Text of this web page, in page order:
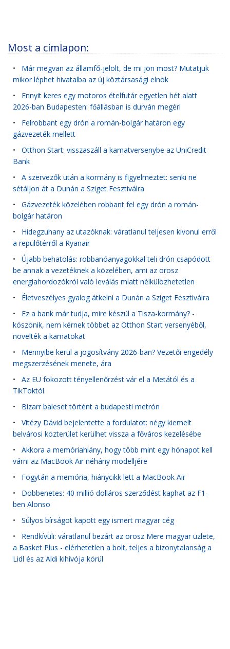
Most a címlapon:
• Már megvan az államfő-jelölt, de mi jön most? Mutatjuk
mikor léphet hivatalba az új köztársasági elnök
• Ennyit keres egy motoros ételfutár egyetlen hét alatt
2026-ban Budapesten: főállásban is durván megéri
• Felrobbant egy drón a román-bolgár határon egy
gázvezeték mellett
• Otthon Start: visszaszáll a kamatversenybe az UniCredit
Bank
• A szervezők után a kormány is figyelmeztet: senki ne
sétáljon át a Dunán a Sziget Fesztiválra
• Gázvezeték közelében robbant fel egy drón a román-
bolgár határon
• Hidegzuhany az utazóknak: váratlanul teljesen kivonul erről
a repülőtérről a Ryanair
• Újabb behatolás: robbanóanyagokkal teli drón csapódott
be annak a vezetéknek a közelében, ami az orosz
energiahordozókról való leválás miatt nélkülözhetetlen
• Életveszélyes gyalog átkelni a Dunán a Sziget Fesztiválra
• Ez a bank már tudja, mire készül a Tisza-kormány? -
köszönik, nem kérnek többet az Otthon Start versenyéből,
növelték a kamatokat
• Mennyibe kerül a jogosítvány 2026-ban? Vezetői engedély
megszerzésének menete, ára
• Az EU fokozott tényellenőrzést vár el a Metától és a
TikToktól
• Bizarr baleset történt a budapesti metrón
• Vitézy Dávid bejelentette a fordulatot: négy kiemelt
belvárosi közterület kerülhet vissza a főváros kezelésébe
• Akkora a memóriahiány, hogy több mint egy hónapot kell
várni az MacBook Air néhány modelljére
• Fogytán a memória, hiánycikk lett a MacBook Air
• Döbbenetes: 40 millió dolláros szerződést kaphat az F1-
ben Alonso
• Súlyos bírságot kapott egy ismert magyar cég
• Rendkívüli: váratlanul bezárt az orosz Mere magyar üzlete,
a Basket Plus - elérhetetlen a bolt, teljes a bizonytalanság a
Lidl és az Aldi kihívója körül